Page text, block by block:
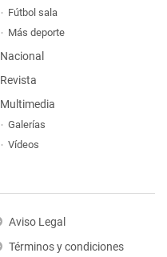
Fútbol sala
Más deporte
Nacional
Revista
Multimedia
Galerías
Vídeos
Aviso Legal
Términos y condiciones